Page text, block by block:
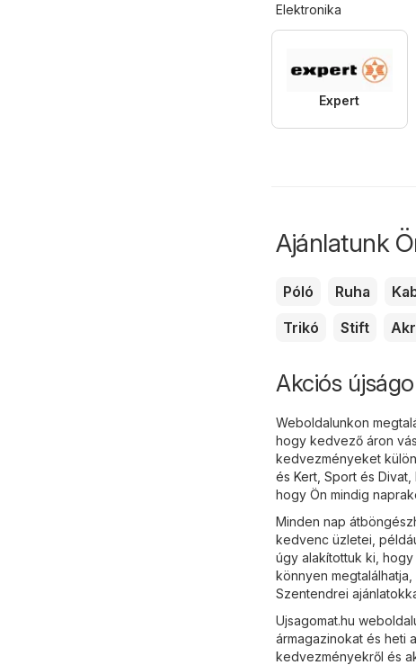
Elektronika
Expert
Ajánlatunk
Póló Ruha
Trikó
Stift
Akciós
Weboldalunkon
hogy kedvező áron
kedvezményeket
és Kert Sport és Divat
hogy Ön mindig
Minden nap
kedvenc üzletei,
úgy alakítottuk ki,
könnyen
Szentendrei
Ujsagomat.hu
ármagazinokat és heti
kedvezményekről és